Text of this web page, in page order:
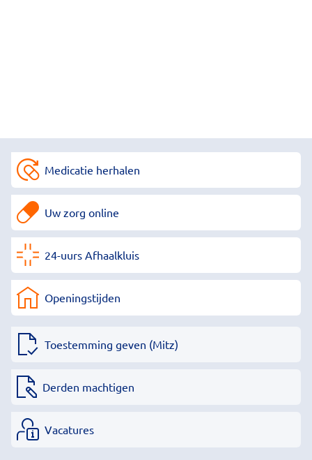
Medicatie herhalen
Uw zorg online
24-uurs Afhaalkluis
Openingstijden
Toestemming geven (Mitz)
Derden machtigen
Vacatures